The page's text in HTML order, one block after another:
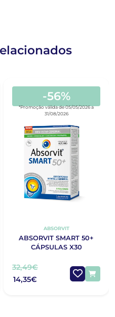
-56%
*Promoção válida de 05/05/2026 a
31/08/2026
ABSORVIT
ABSORVIT SMART 50+
CÁPSULAS X30
32,49€
14,35€